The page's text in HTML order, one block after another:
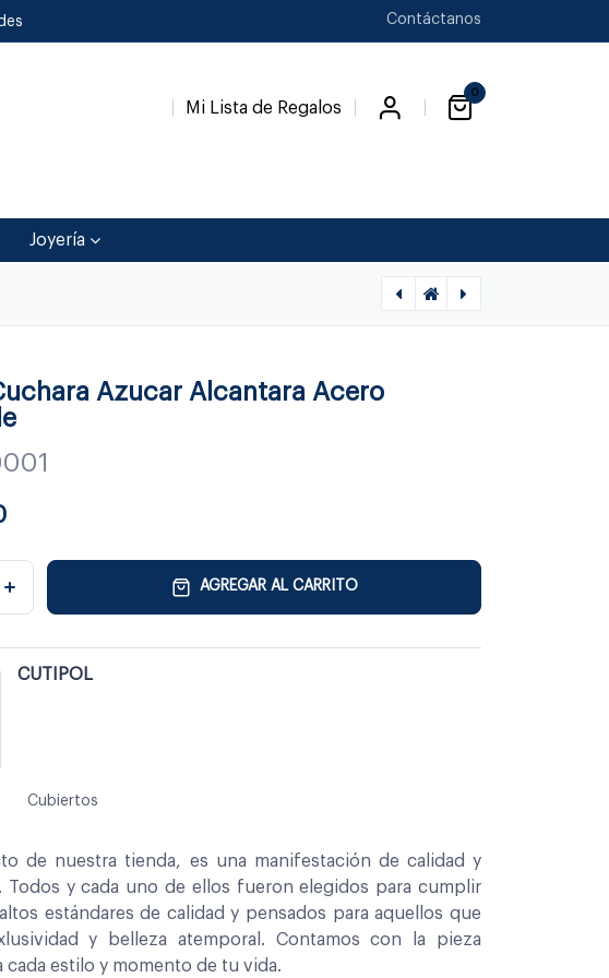
Contáctanos
Mi Lista de Regalos
0
Joyería
Azucar Alcantara Acero
AGREGAR AL CARRITO
CUTIPOL
Cubiertos
de nuestra tienda, es una manifestación de calidad y
Todos y cada uno de ellos fueron elegidos para cumplir
estándares de calidad y pensados para aquellos que
y belleza atemporal. Contamos con la pieza
cada estilo y momento de tu vida.